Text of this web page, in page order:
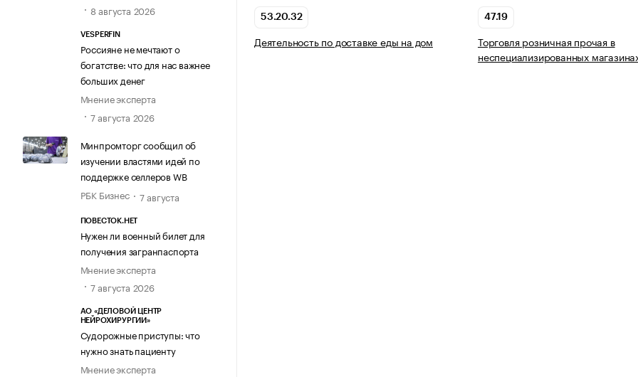
8 августа 2026
VESPERFIN
Россияне не мечтают о
богатстве: что для нас важнее
больших денег
Мнение эксперта
7 августа 2026
Минпромторг сообщил об
изучении властями идей по
поддержке селлеров WB
РБК Бизнес
7 августа
ПОВЕСТОК.НЕТ
Нужен ли военный билет для
получения загранпаспорта
Мнение эксперта
7 августа 2026
АО «ДЕЛОВОЙ ЦЕНТР
НЕЙРОХИРУРГИИ»
Судорожные приступы: что
нужно знать пациенту
Мнение эксперта
53.20.32
Деятельность по доставке еды на дом
47.19
Торговля розничная прочая в
неспециализированных